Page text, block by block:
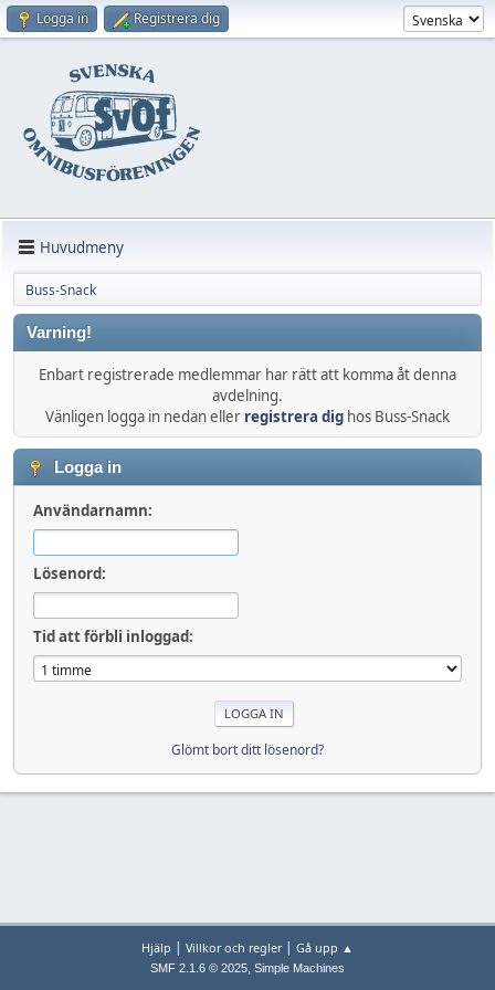
Logga in Registrera dig
Huvudmeny
Buss-Snack
Varning!
Enbart registrerade medlemmar har rätt att komma åt denna
avdelning.
Vänligen logga in nedan eller registrera dig hos Buss-Snack
Logga in
Användarnamn:
Lösenord:
Tid att förbli inloggad:
Glömt bort ditt lösenord?
Hjälp | Villkor och regler| Gå upp ▲
SMF 2.1.6 © 2025, Simple Machines